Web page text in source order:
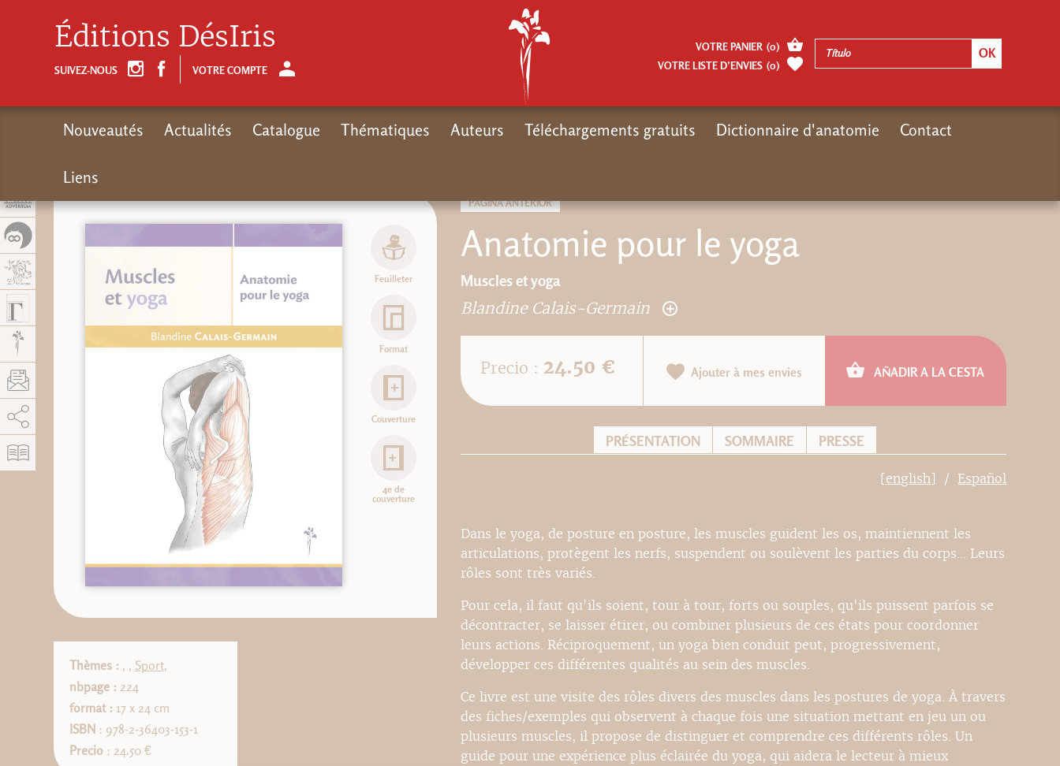
PÁGINA ANTERIOR
Anatomie pour le yoga
Muscles et yoga
Blandine Calais-Germain
Feuilleter
Format
Couverture
4e de
couverture
Thèmes : , , Sport,
nbpage : 224
format : 17 x 24 cm
ISBN : 978-2-36403-153-1
Precio: 24.50 €
Precio : 24.50 € Ajouter à mes envies AÑADIR A LA CESTA
PRÉSENTATION SOMMAIRE PRESSE
[english] Español
Dans le yoga, de posture en posture, les muscles guident les os, maintiennent les
articulations, protègent les nerfs, suspendent ou soulèvent les parties du corps... Leurs
rôles sont très variés.
Pour cela, il faut qu'ils soient, tour à tour, forts ou souples, qu'ils puissent parfois se
décontracter, se laisser étirer, ou combiner plusieurs de ces états pour coordonner
leurs actions. Réciproquement, un yoga bien conduit peut, progressivement,
développer ces différentes qualités au sein des muscles.
Ce livre est une visite des rôles divers des muscles dans les postures de yoga. À travers
des fiches/exemples qui observent à chaque fois une situation mettant en jeu un ou
plusieurs muscles, il propose de distinguer et comprendre ces différents rôles. Un
guide pour une expérience plus éclairée du yoga, qui aidera le lecteur à mieux
Éditions DésIris
SUIVEZ-NOUS VOTRE COMPTE
VOTRE PANIER (0)
VOTRE LISTE D’ENVIES (0)
Nouveautés Actualités Catalogue Thématiques Auteurs Téléchargements gratuits Dictionnaire d'anatomie Contact
Liens
Permitir